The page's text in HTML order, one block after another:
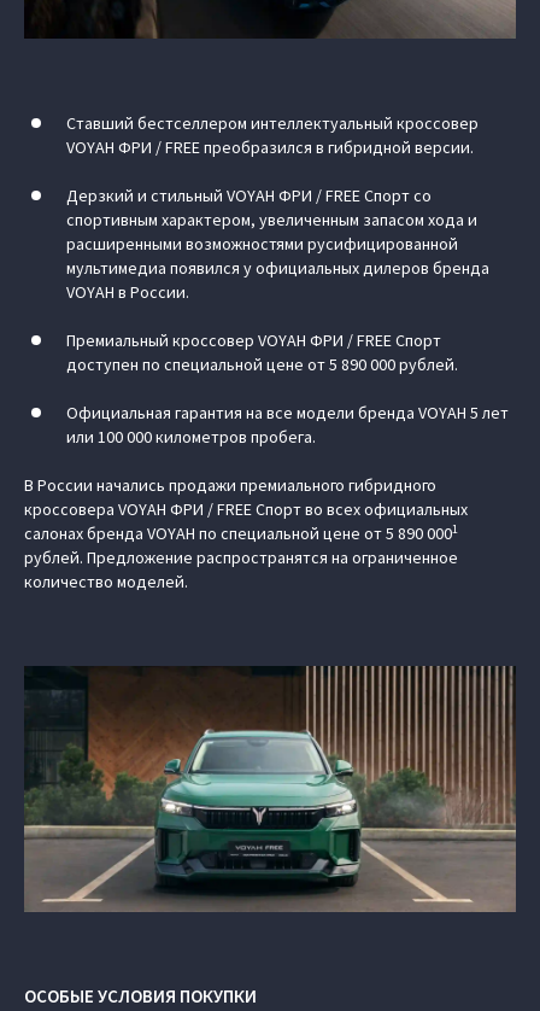
Ставший бестселлером интеллектуальный кроссовер
VOYAH ФРИ / FREE преобразился в гибридной версии.
Дерзкий и стильный VOYAH ФРИ / FREE Спорт со
спортивным характером, увеличенным запасом хода и
расширенными возможностями русифицированной
мультимедиа появился у официальных дилеров бренда
VOYAH в России.
Премиальный кроссовер VOYAH ФРИ / FREE Спорт
доступен по специальной цене от 5 890 000 рублей.
Официальная гарантия на все модели бренда VOYAH 5 лет
или 100 000 километров пробега.
В России начались продажи премиального гибридного
кроссовера VOYAH ФРИ / FREE Спорт во всех официальных
салонах бренда VOYAH по специальной цене от 5 890 0001
рублей. Предложение распространятся на ограниченное
количество моделей.
ОСОБЫЕ УСЛОВИЯ ПОКУПКИ